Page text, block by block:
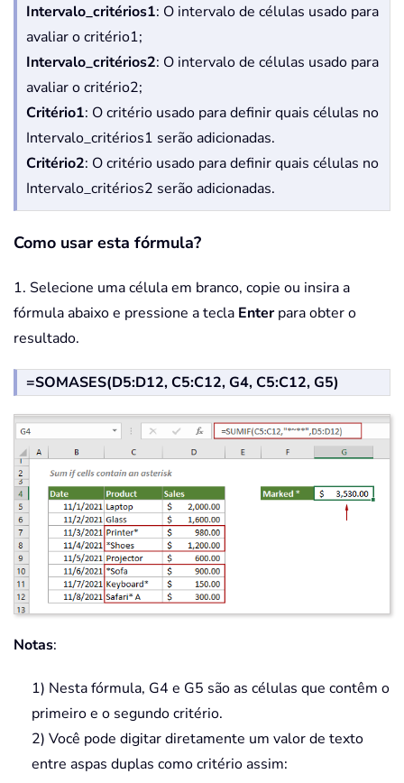
Intervalo_critérios1: O intervalo de células usado para
avaliar o critério1;
Intervalo_critérios2: O intervalo de células usado para
avaliar o critério2;
Critério1: O critério usado para definir quais células no
Intervalo_critérios1 serão adicionadas.
Critério2: O critério usado para definir quais células no
Intervalo_critérios2 serão adicionadas.
Como usar esta fórmula?
1. Selecione uma célula em branco, copie ou insira a
fórmula abaixo e pressione a tecla Enterpara obter o
resultado.
=SOMASES(D5:D12, C5:C12, G4, C5:C12, G5)
Notas:
1) Nesta fórmula, G4 e G5 são as células que contêm o
primeiro e o segundo critério.
2) Você pode digitar diretamente um valor de texto
entre aspas duplas como critério assim: